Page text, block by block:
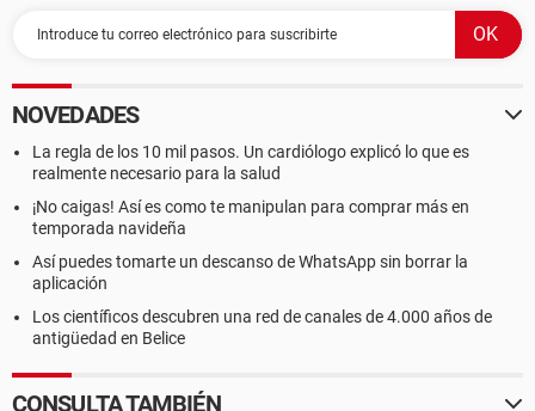
NOVEDADES
La regla de los 10 mil pasos. Un cardiólogo explicó lo que es
realmente necesario para la salud
¡No caigas! Así es como te manipulan para comprar más en
temporada navideña
Así puedes tomarte un descanso de WhatsApp sin borrar la
aplicación
Los científicos descubren una red de canales de 4.000 años de
antigüedad en Belice
CONSULTA TAMBIÉN